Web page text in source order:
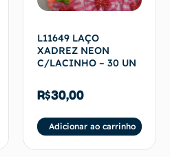
L11649 LAÇO
XADREZ NEON
C/LACINHO – 30 UN
R$30,00
Adicionar ao carrinho